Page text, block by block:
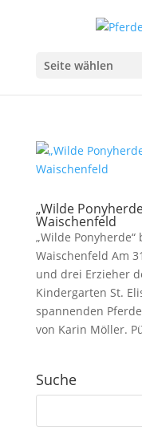
Seite wählen
„Wilde
Waischenfeld
„Wilde
Waischenfeld Am
und drei Erzieher
Kindergarten St.
spannenden
von Karin Möller.
Suche